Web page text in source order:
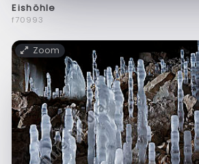
Eishöhle
f70993
Zoom